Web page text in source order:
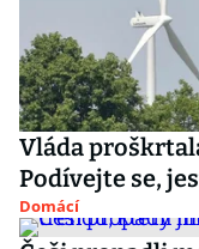
Vláda
Podívejte se,
Domácí